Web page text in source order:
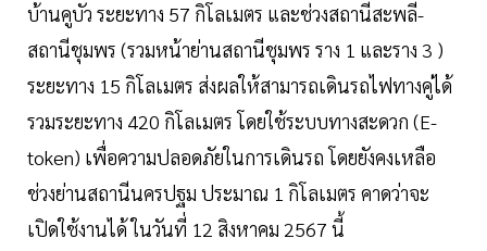
บ้านคูบัว ระยะทาง 57 กิโลเมตร และช่วงสถานีสะพลี-
สถานีชุมพร (รวมหน้าย่านสถานีชุมพร ราง 1 และราง 3 )
ระยะทาง 15 กิโลเมตร ส่งผลให้สามารถเดินรถไฟทางคู่ได้
รวมระยะทาง 420 กิโลเมตร โดยใช้ระบบทางสะดวก (E-
token) เพื่อความปลอดภัยในการเดินรถ โดยยังคงเหลือ
ช่วงย่านสถานีนครปฐม ประมาณ 1 กิโลเมตร คาดว่าจะ
เปิดใช้งานได้ ในวันที่ 12 สิงหาคม 2567 นี้